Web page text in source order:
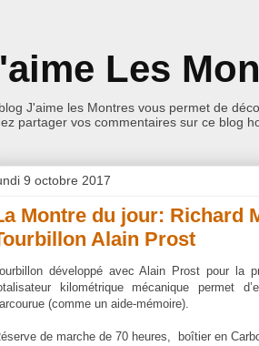
Les
J'aime les Montres vous permet de
partager vos commentaires sur ce blog
9 octobre 2017
Montre du jour: Richard
Alain Prost
développé avec Alain Prost pour la
kilométrique mécanique permet
(comme un aide-mémoire).
de marche de 70 heures, boîtier en